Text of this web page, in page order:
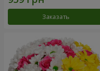
Заказать